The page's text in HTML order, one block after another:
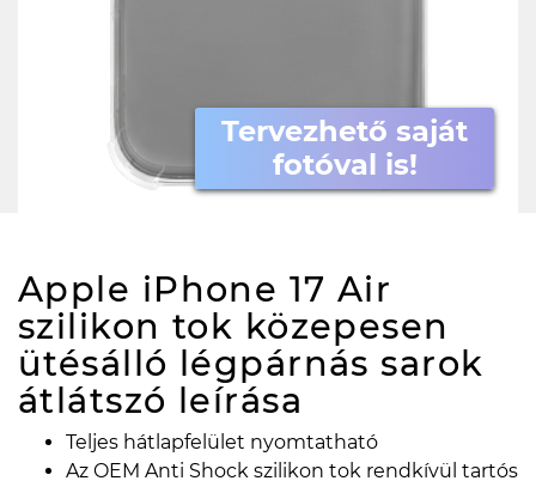
Tervezhető saját
fotóval is!
Apple iPhone 17 Air
szilikon tok közepesen
ütésálló légpárnás sarok
átlátszó leírása
Teljes hátlapfelület nyomtatható
Az OEM Anti Shock szilikon tok rendkívül tartós